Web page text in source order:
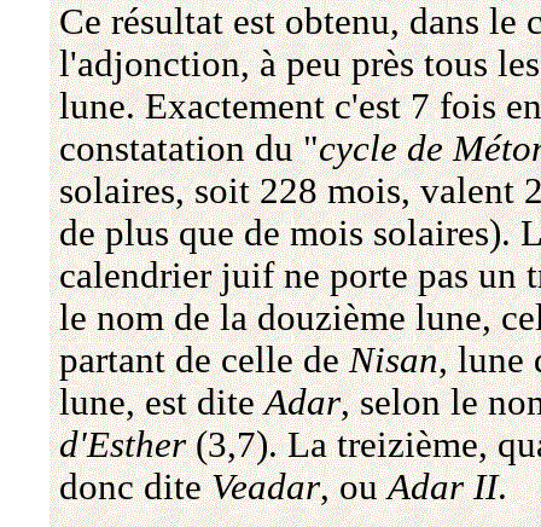
Ce résultat est obtenu, dans le
l'adjonction, à peu près tous
lune. Exactement c'est 7 fois
constatation du "cycle de
solaires, soit 228 mois, valent
de plus que de mois solaires).
calendrier juif ne porte pas un
le nom de la douzième lune,
partant de celle deNisan, lune
lune, est diteAdar, selon le
d'Esther(3,7). La treizième,
donc diteVeadar, ouAdar II.